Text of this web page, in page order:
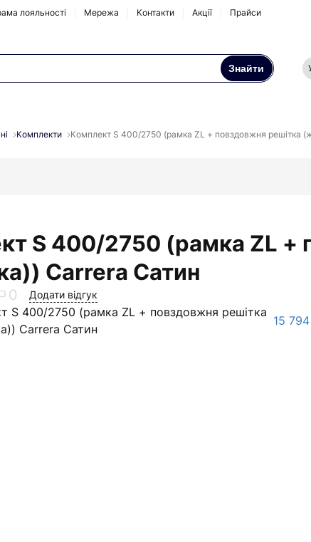
лояльності Мережа Контакти Акції Прайси
Знайти
Комплекти Комплект S 400/2750 (рамка ZL + повздовжня решітка
S 400/2750 (рамка ZL +
Carrera Сатин
0 Додати відгук
S 400/2750 (рамка ZL + повздовжня решітка
Carrera Сатин
15